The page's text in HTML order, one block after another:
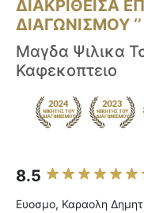
ΔΙΑΚΡΙΘΕΙΣΑ
ΔΙΑΓΩΝΙΣΜΟΥ ‘’
Μαγδα Ψιλικα
Καφεκοπτειο
8.5
Ευοσμο, Καραολη